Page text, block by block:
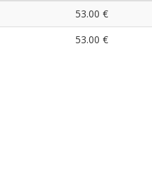
53.00 €
53.00 €